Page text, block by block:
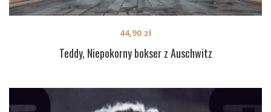
Teddy, Niepokorny bokser z Auschwitz
44,90 zł